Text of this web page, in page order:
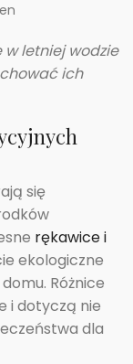
w letniej wodzie
ich
się
rękawice i
ekologiczne
Różnice
i dotyczą nie
dla